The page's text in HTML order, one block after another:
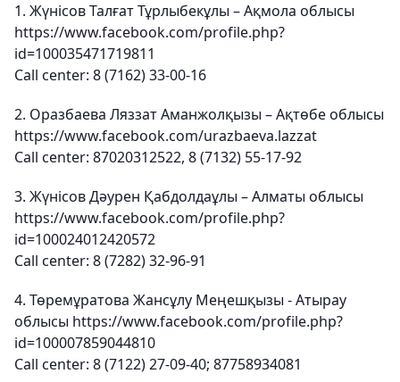
1. Жүнісов Талғат Тұрлыбекұлы – Ақмола облысы
https://www.facebook.com/profile.php?
id=100035471719811
Call center: 8 (7162) 33-00-16
2. Оразбаева Ляззат Аманжолқызы – Ақтөбе облысы
https://www.facebook.com/urazbaeva.lazzat
Call center: 87020312522, 8 (7132) 55-17-92
3. Жүнісов Дәурен Қабдолдаұлы – Алматы облысы
https://www.facebook.com/profile.php?
id=100024012420572
Call center: 8 (7282) 32-96-91
4. Төремұратова Жансұлу Меңешқызы - Атырау
облысы https://www.facebook.com/profile.php?
id=100007859044810
Call center: 8 (7122) 27-09-40; 87758934081